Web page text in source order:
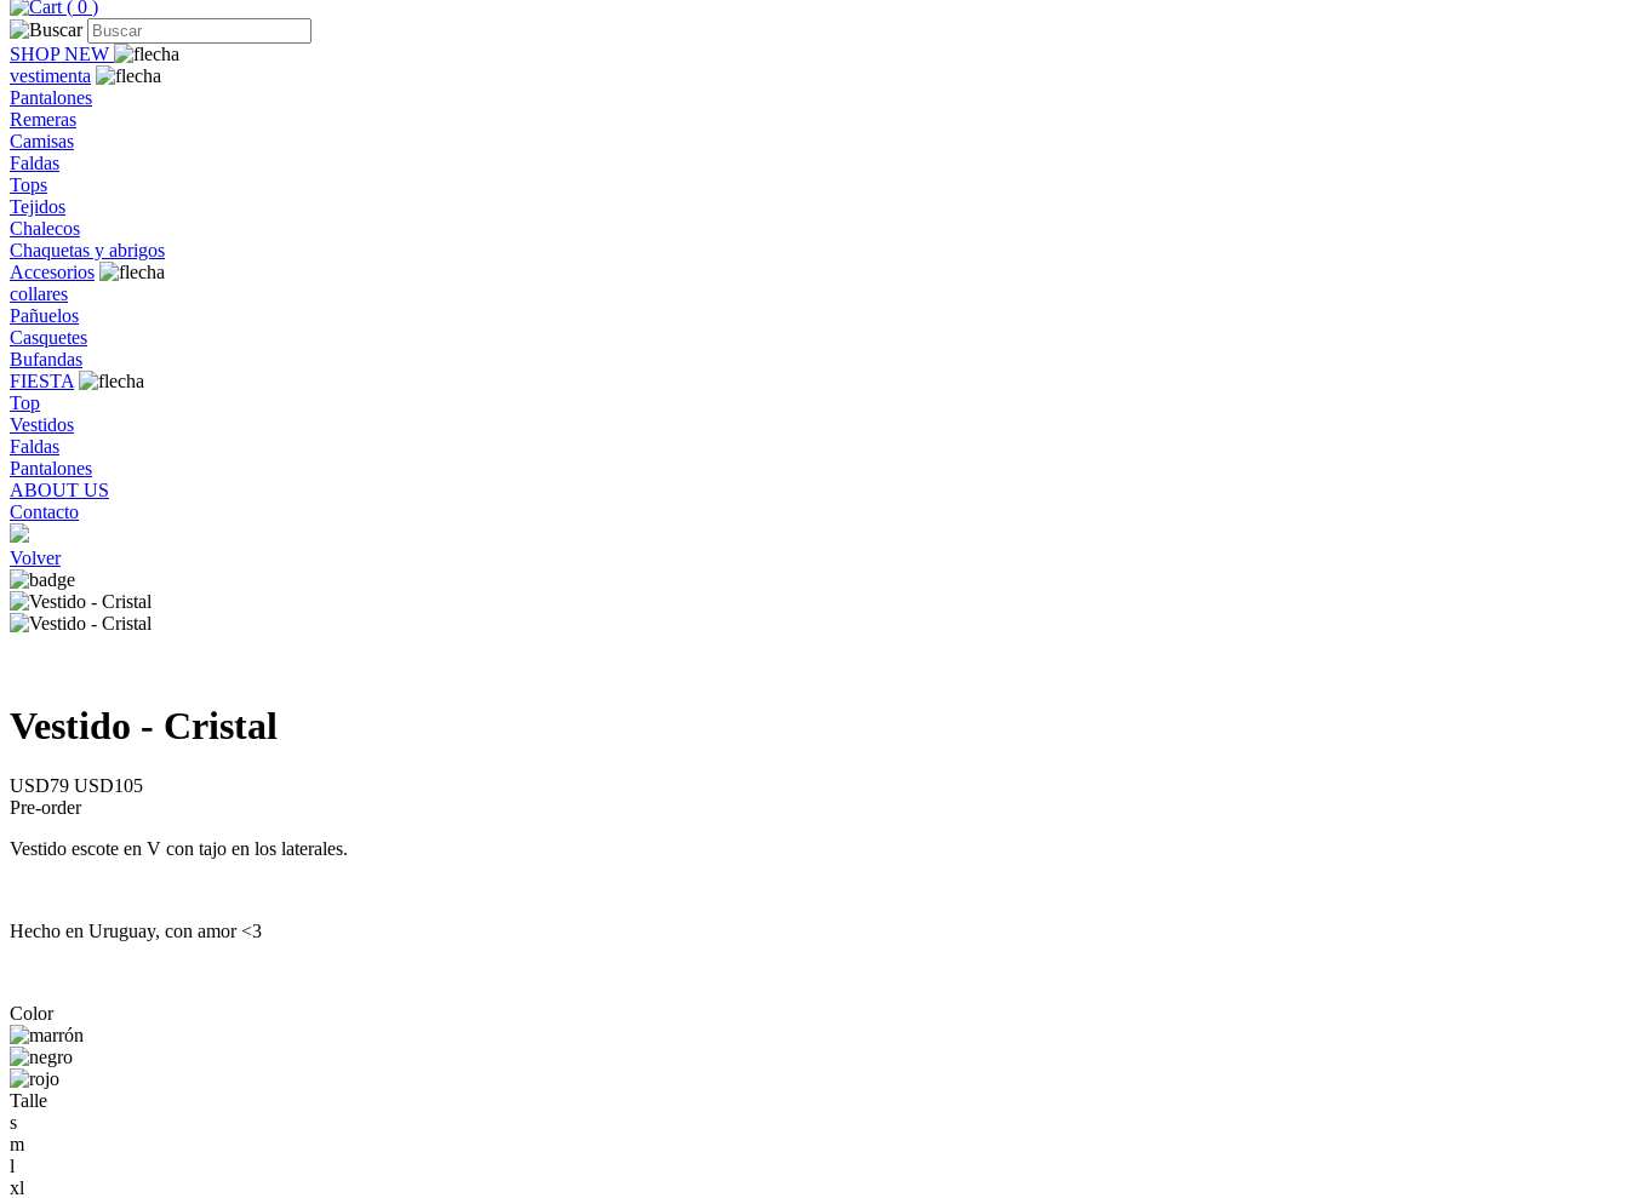
( 0 )
SHOP NEW
vestimenta
Pantalones
Remeras
Camisas
Faldas
Tops
Tejidos
Chalecos
Chaquetas y abrigos
Accesorios
collares
Pañuelos
Casquetes
Bufandas
FIESTA
Top
Vestidos
Faldas
Pantalones
ABOUT US
Contacto
Volver
Vestido - Cristal
USD79 USD105
Pre-order
Vestido escote en V con tajo en los laterales.
Hecho en Uruguay, con amor <3
Color
Talle
s
m
l
xl